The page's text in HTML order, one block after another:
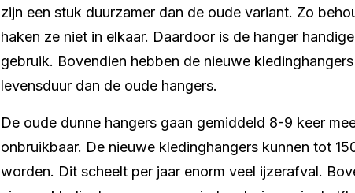
zijn een stuk duurzamer dan de oude variant. Zo
haken ze niet in elkaar. Daardoor is de hanger
gebruik. Bovendien hebben de nieuwe
levensduur dan de oude hangers.
De oude dunne hangers gaan gemiddeld 8-9 keer
onbruikbaar. De nieuwe kledinghangers kunnen tot
worden. Dit scheelt per jaar enorm veel ijzerafval.